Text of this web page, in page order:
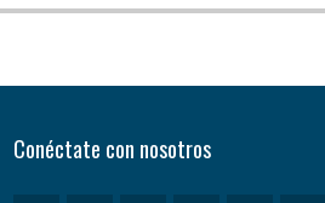
Conéctate con nosotros